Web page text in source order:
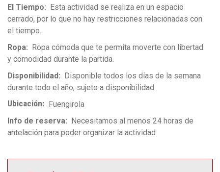
El Tiempo
Esta actividad se realiza en un espacio
cerrado, por lo que no hay restricciones relacionadas con
el tiempo.
Ropa
Ropa cómoda que te permita moverte con libertad
y comodidad durante la partida.
Disponibilidad
Disponible todos los días de la semana
durante todo el año, sujeto a disponibilidad
Ubicación
Fuengirola
Info de reserva
Necesitamos al menos 24 horas de
antelación para poder organizar la actividad.